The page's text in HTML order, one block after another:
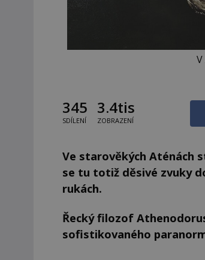
345
SDÍLENÍ
3.4tis
ZOBRAZENÍ
Ve starověkých Aténách
se tu totiž děsivé zvuky
rukách.
Řecký filozof
sofistikovaného